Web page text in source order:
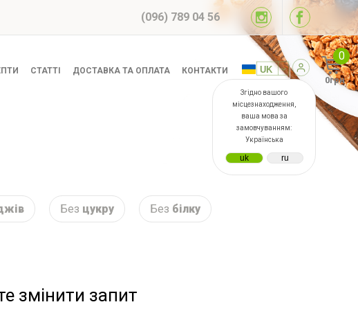
(096) 789 04 56
СТАТТІ ДОСТАВКА ТА ОПЛАТА КОНТАКТИ
Згідно вашого
місцезнаходження,
ваша мова за
замовчуванням:
Українська
0
0грн
Без цукру Без білку
змінити запит